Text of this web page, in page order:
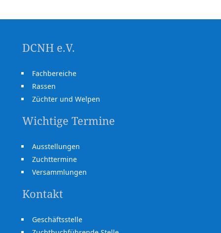
DCNH e.V.
Fachbereiche
Rassen
Züchter und Welpen
Wichtige Termine
Ausstellungen
Zuchttermine
Versammlungen
Kontakt
Geschäftsstelle